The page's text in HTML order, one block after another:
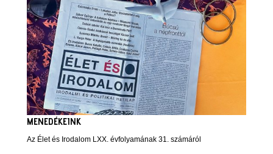
MENEDÉKEINK
Az Élet és Irodalom LXX. évfolyamának 31. számáról